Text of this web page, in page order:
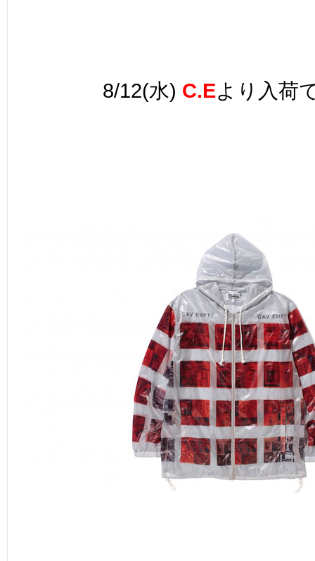
8/12(水) C.Eより入荷